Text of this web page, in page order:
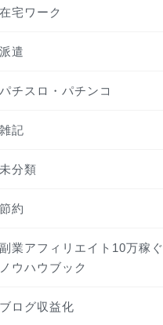
在宅ワーク
派遣
パチスロ・パチンコ
雑記
未分類
節約
副業アフィリエイト10万稼ぐ
ノウハウブック
ブログ収益化